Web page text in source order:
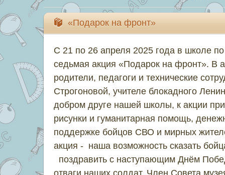
«Подарок на фронт»
С 21 по 26 апреля 2025 года в школе
седьмая акция «Подарок на фронт». В
родители, педагоги и технические
Строгоновой, учителе блокадного
добром друге нашей школы, к акции
рисунки и гуманитарная помощь,
поддержке бойцов СВО и мирных
акция - наша возможность сказать
поздравить с наступающим Днём
отваги наших солдат. Член Совета